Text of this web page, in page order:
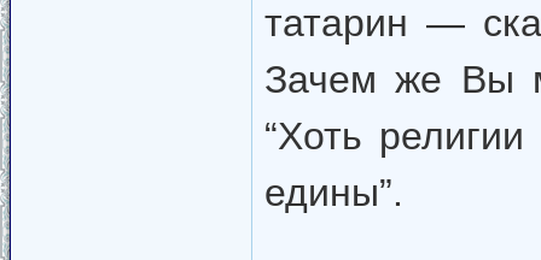
татарин —
Зачем же Вы
“Хоть
едины”.